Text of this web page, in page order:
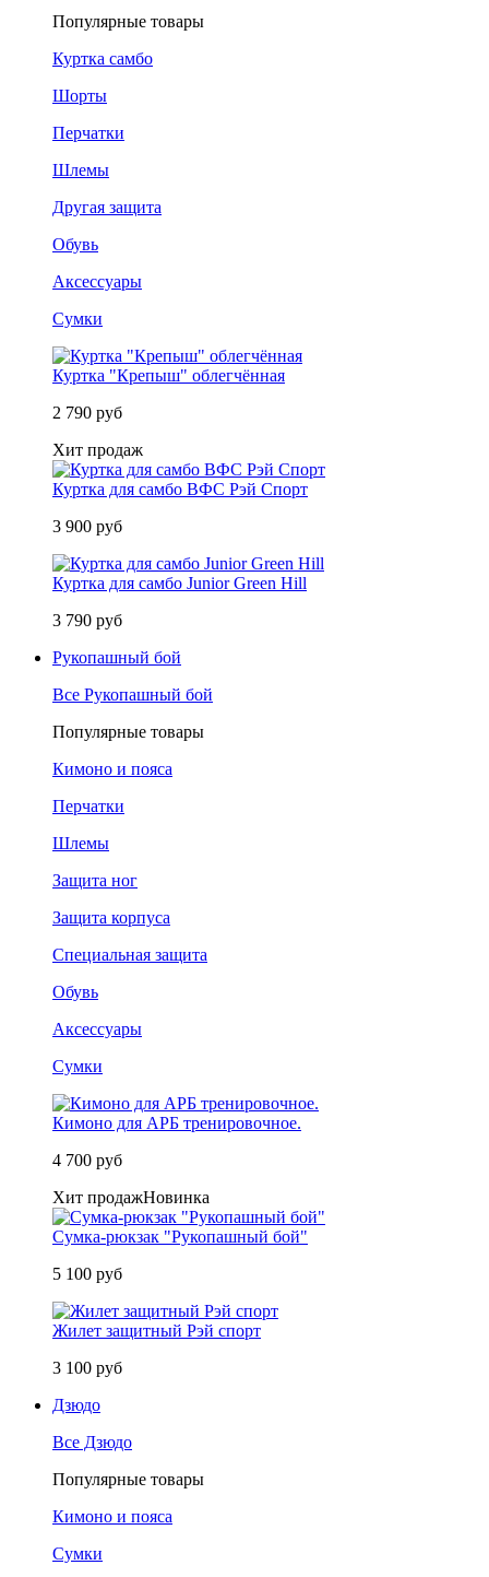
Популярные товары
Куртка самбо
Шорты
Перчатки
Шлемы
Другая защита
Обувь
Аксессуары
Сумки
Куртка "Крепыш" облегчённая
2 790 руб
Хит продаж
Куртка для самбо ВФС Рэй Спорт
3 900 руб
Куртка для самбо Junior Green Hill
3 790 руб
Рукопашный бой
Все Рукопашный бой
Популярные товары
Кимоно и пояса
Перчатки
Шлемы
Защита ног
Защита корпуса
Специальная защита
Обувь
Аксессуары
Сумки
Кимоно для АРБ тренировочное.
4 700 руб
Хит продажНовинка
Сумка-рюкзак "Рукопашный бой"
5 100 руб
Жилет защитный Рэй спорт
3 100 руб
Дзюдо
Все Дзюдо
Популярные товары
Кимоно и пояса
Сумки